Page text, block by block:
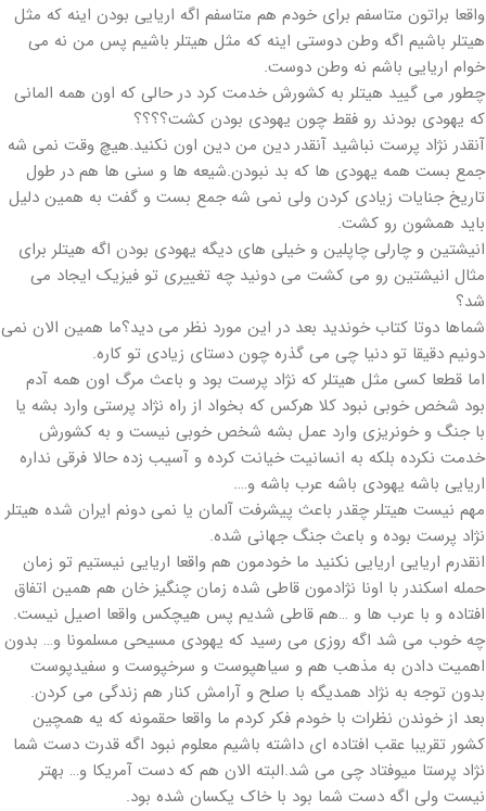
واقعا براتون متاسفم برای خودم هم متاسفم اگه اریایی بودن اینه که مثل
هیتلر باشیم اگه وطن دوستی اینه که مثل هیتلر باشیم پس من نه می
خوام اریایی باشم نه وطن دوست.
چطور می گیید هیتلر به کشورش خدمت کرد در حالی که اون همه المانی
که یهودی بودند رو فقط چون یهودی بودن کشت؟؟؟؟
آنقدر نژاد پرست نباشید آنقدر دین من دین اون نکنید.هیچ وقت نمی شه
جمع بست همه یهودی ها که بد نبودن.شیعه ها و سنی ها هم در طول
تاریخ جنایات زیادی کردن ولی نمی شه جمع بست و گفت به همین دلیل
باید همشون رو کشت.
انیشتین و چارلی چاپلین و خیلی های دیگه یهودی بودن اگه هیتلر برای
مثال انیشتین رو می کشت می دونید چه تغییری تو فیزیک ایجاد می
شد؟
شماها دوتا کتاب خوندید بعد در این مورد نظر می دید؟ما همین الان نمی
دونیم دقیقا تو دنیا چی می گذره چون دستای زیادی تو کاره.
اما قطعا کسی مثل هیتلر که نژاد پرست بود و باعث مرگ اون همه آدم
بود شخص خوبی نبود کلا هرکس که بخواد از راه نژاد پرستی وارد بشه یا
با جنگ و خونریزی وارد عمل بشه شخص خوبی نیست و به کشورش
خدمت نکرده بلکه به انسانیت خیانت کرده و آسیب زده حالا فرقی نداره
اریایی باشه یهودی باشه عرب باشه و….
مهم نیست هیتلر چقدر باعث پیشرفت آلمان یا نمی دونم ایران شده هیتلر
نژاد پرست بوده و باعث جنگ جهانی شده.
انقدرم اریایی اریایی نکنید ما خودمون هم واقعا اریایی نیستیم تو زمان
حمله اسکندر با اونا نژادمون قاطی شده زمان چنگیز خان هم همین اتفاق
افتاده و با عرب ها و …هم قاطی شدیم پس هیچکس واقعا اصیل نیست.
چه خوب می شد اگه روزی می رسید که یهودی مسیحی مسلمونا و… بدون
اهمیت دادن به مذهب هم و سیاهپوست و سرخپوست و سفیدپوست
بدون توجه به نژاد همدیگه با صلح و آرامش کنار هم زندگی می کردن.
بعد از خوندن نظرات با خودم فکر کردم ما واقعا حقمونه که یه همچین
کشور تقریبا عقب افتاده ای داشته باشیم معلوم نبود اگه قدرت دست شما
نژاد پرستا میوفتاد چی می شد.البته الان هم که دست آمریکا و… بهتر
نیست ولی اگه دست شما بود با خاک یکسان شده بود.